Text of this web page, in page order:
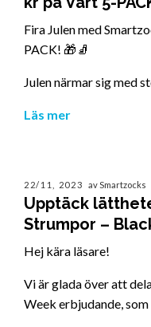
Fira Julen med
PACK! 🎁🧦
Julen närmar sig med
Läs mer
22/11, 2023 av Smartzocks
Upptäck
Strumpor –
Hej kära läsare!
Vi är glada över att
Week erbjudande,